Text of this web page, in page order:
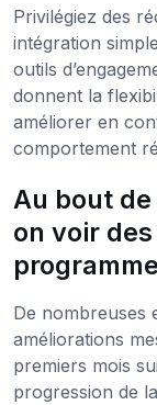
Privilégiez des
intégration
outils
donnent la
améliorer en
comportement
Au bout
on voir
De nombreuses
améliorations
premiers mois
progression de